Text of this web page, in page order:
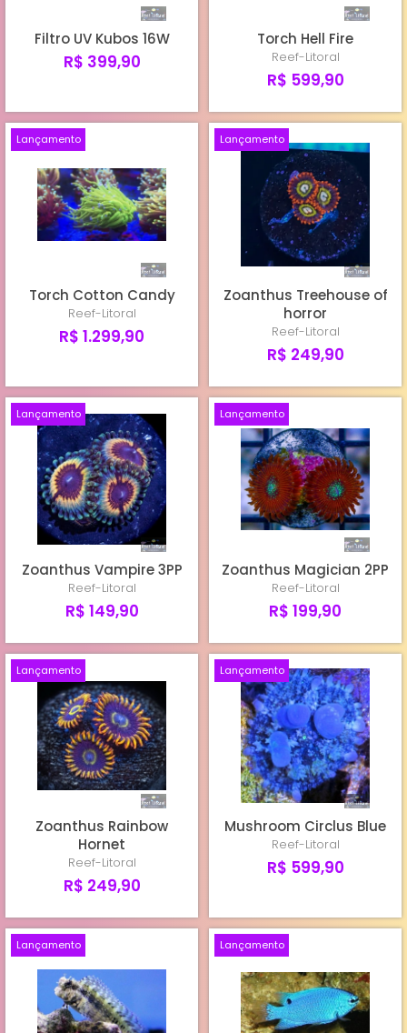
Filtro UV Kubos 16W
R$ 399,90
Torch Hell Fire
Reef-Litoral
R$ 599,90
Lançamento
Torch Cotton Candy
Reef-Litoral
R$ 1.299,90
Lançamento
Zoanthus Treehouse of
horror
Reef-Litoral
R$ 249,90
Lançamento
Zoanthus Vampire 3PP
Reef-Litoral
R$ 149,90
Lançamento
Zoanthus Magician 2PP
Reef-Litoral
R$ 199,90
Lançamento
Zoanthus Rainbow
Hornet
Reef-Litoral
R$ 249,90
Lançamento
Mushroom Circlus Blue
Reef-Litoral
R$ 599,90
Lançamento Lançamento